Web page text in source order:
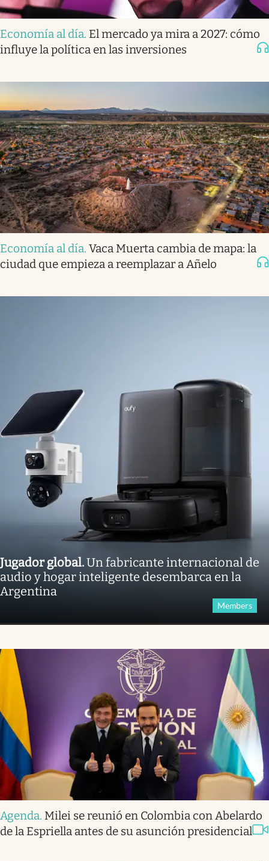
Economía al día. El mercado ya mira a 2027: cómo
influye la política en las inversiones
Economía al día. Vaca Muerta cambia de mapa: la
ciudad que empieza a reemplazar a Añelo
Jugador global.Un fabricante internacional de
audio y hogar inteligente desembarca en la
Argentina
Members
Agenda. Milei se reunió en Colombia con Abelardo
de la Espriella antes de su asunción presidencial